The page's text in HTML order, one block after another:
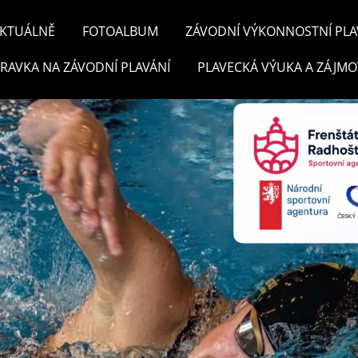
FOTOALBUM ZÁVODNÍ VÝKONNOSTNÍ
NA ZÁVODNÍ PLAVÁNÍ PLAVECKÁ VÝUKA A